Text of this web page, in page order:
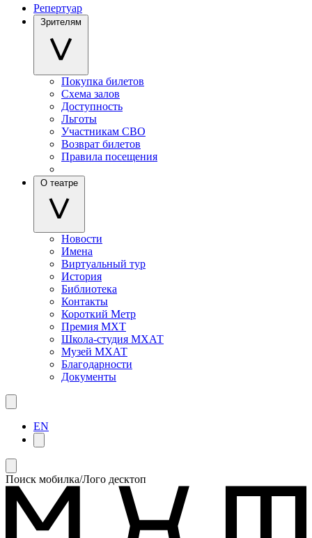
Репертуар
Зрителям
Покупка билетов
Схема залов
Доступность
Льготы
Участникам СВО
Возврат билетов
Правила посещения
О театре
Новости
Имена
Виртуальный тур
История
Библиотека
Контакты
Короткий Метр
Премия МХТ
Школа-студия МХАТ
Музей МХАТ
Благодарности
Документы
EN
Поиск мобилка/Лого десктоп